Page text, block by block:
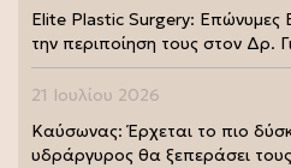
Elite Plastic Surgery: Επώνυμες
την περιποίηση τους στον Δρ.
21 Ιουλίου 2026
Καύσωνας: Έρχεται το πιο
υδράργυρος θα ξεπεράσει